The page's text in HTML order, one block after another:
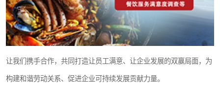
让我们携手合作，共同打造让员工满意、让企业发展的双赢局面，为
构建和谐劳动关系、促进企业可持续发展贡献力量。